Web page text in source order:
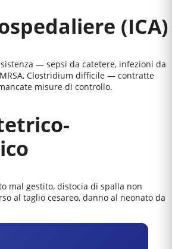
(ICA)
— sepsi da catetere, infezioni da
Clostridium difficile — contratte
misure di controllo.
mal gestito, distocia di spalla non
al taglio cesareo, danno al neonato da